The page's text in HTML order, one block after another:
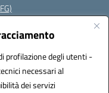
profilazione degli utenti -
necessari al
dei servizi
(IPA): istsc_fgic83700p